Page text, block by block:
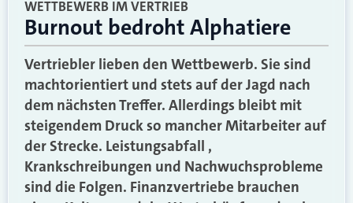
WETTBEWERB IM VERTRIEB
Burnout bedroht Alphatiere
Vertriebler lieben den Wettbewerb. Sie sind
machtorientiert und stets auf der Jagd nach
dem nächsten Treffer. Allerdings bleibt mit
steigendem Druck so mancher Mitarbeiter auf
der Strecke. Leistungsabfall ,
Krankschreibungen und Nachwuchsprobleme
sind die Folgen. Finanzvertriebe brauchen